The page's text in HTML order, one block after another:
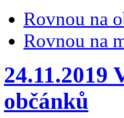
Rovnou na
Rovnou na
24.11.2019
občánků